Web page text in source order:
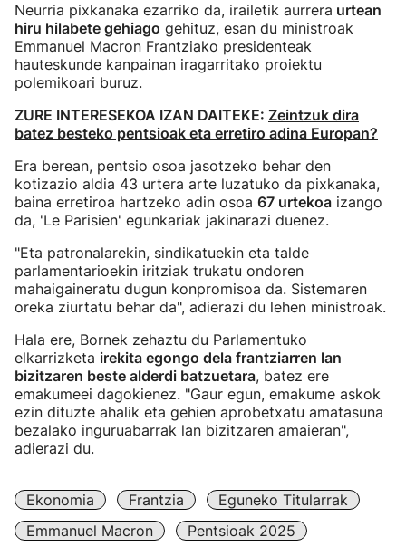
Neurria pixkanaka ezarriko da, irailetik aurrera urtean
hiru hilabete gehiago gehituz, esan du ministroak
Emmanuel Macron Frantziako presidenteak
hauteskunde kanpainan iragarritako proiektu
polemikoari buruz.
ZURE INTERESEKOA IZAN DAITEKE: Zeintzuk dira
batez besteko pentsioak eta erretiro adina Europan?
Era berean, pentsio osoa jasotzeko behar den
kotizazio aldia 43 urtera arte luzatuko da pixkanaka,
baina erretiroa hartzeko adin osoa 67 urtekoa izango
da, 'Le Parisien' egunkariak jakinarazi duenez.
"Eta patronalarekin, sindikatuekin eta talde
parlamentarioekin iritziak trukatu ondoren
mahaigaineratu dugun konpromisoa da. Sistemaren
oreka ziurtatu behar da", adierazi du lehen ministroak.
Hala ere, Bornek zehaztu du Parlamentuko
elkarrizketa irekita egongo dela frantziarren lan
bizitzaren beste alderdi batzuetara, batez ere
emakumeei dagokienez. "Gaur egun, emakume askok
ezin dituzte ahalik eta gehien aprobetxatu amatasuna
bezalako inguruabarrak lan bizitzaren amaieran",
adierazi du.
Ekonomia Frantzia
Eguneko Titularrak
Emmanuel Macron
Pentsioak 2025